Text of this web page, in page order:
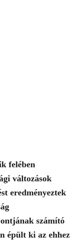
felében
változások
eredményeztek
számító
épült ki az ehhez